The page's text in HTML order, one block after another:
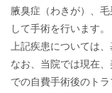
腋臭症（わきが）、
して手術を行います。
上記疾患については、
なお、当院では現在
での自費手術後のト